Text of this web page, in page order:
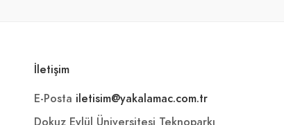
İletişim
E-Posta iletisim@yakalamac.com.tr